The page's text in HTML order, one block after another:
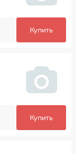
Купить
Купить